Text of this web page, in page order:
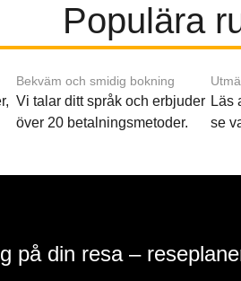
Populära
Bekväm och smidig bokning
Vi talar ditt språk och erbjuder
över 20 betalningsmetoder.
Läs
se
på din resa –